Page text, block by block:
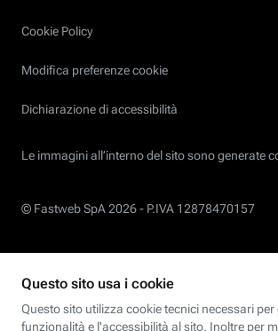
Cookie Policy
Modifica preferenze cookie
Dichiarazione di accessibilità
Le immagini all’interno del sito sono generate
© Fastweb SpA 2026 - P.IVA 12878470157